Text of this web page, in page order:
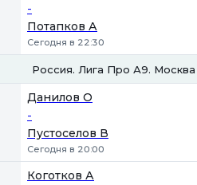
-
Потапков А
Сегодня в 22:30
Россия. Лига Про А9. Москва
Данилов О
-
Пустоселов В
Сегодня в 20:00
Коготков А